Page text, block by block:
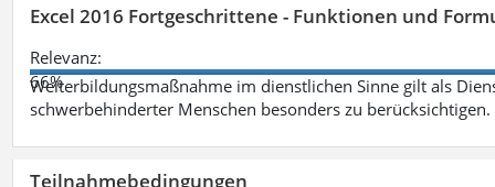
Excel 2016 Fortgeschrittene - Funktionen und
Relevanz:
66%
Weiterbildungsmaßnahme im dienstlichen Sinne gilt als
schwerbehinderter Menschen besonders zu berücksichtigen.
Teilnahmebedingungen